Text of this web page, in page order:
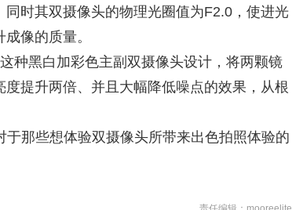
时其双摄像头的物理光圈值为F2.0，使进光
像的质量。
种黑白加彩色主副双摄像头设计，将两颗镜
提升两倍、并且大幅降低噪点的效果，从根
那些想体验双摄像头所带来出色拍照体验的